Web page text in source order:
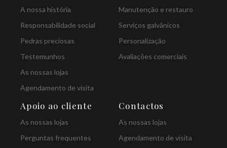
A nossa história
Responsabilidade social
Pedras preciosas
Testemunhos
As nossas lojas
Agendamento de visita
Manutenção e restauro
Serviços galvânicos
Personalização
Avaliações comerciais
Apoio ao cliente
As nossas lojas
Perguntas frequentes
Contactos
As nossas lojas
Agendamento de visita